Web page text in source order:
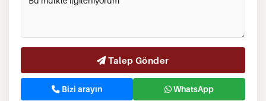
Talep Gönder
Bizi arayın WhatsApp